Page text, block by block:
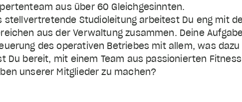
aus über 60 Gleichgesinnten.
stellvertretende Studioleitung arbeitest Du eng mit
aus der Verwaltung zusammen. Deine
des operativen Betriebes mit allem, was
Du bereit, mit einem Team aus passionierten
unserer Mitglieder zu machen?